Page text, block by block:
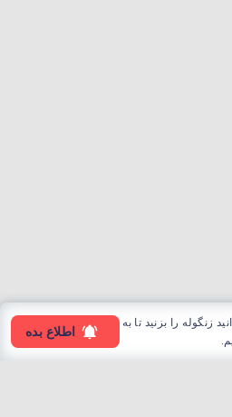
زنگوله را بزنید تا به
اطلاع بده